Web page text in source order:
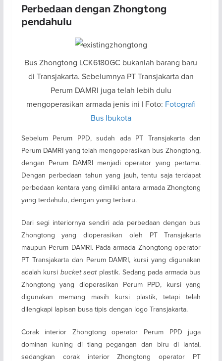
Perbedaan dengan Zhongtong
pendahulu
Bus Zhongtong LCK6180GC bukanlah barang baru
di Transjakarta. Sebelumnya PT Transjakarta dan
Perum DAMRI juga telah lebih dulu
mengoperasikan armada jenis ini | Foto: Fotografi
Bus Ibukota
Sebelum Perum PPD, sudah ada PT Transjakarta dan
Perum DAMRI yang telah mengoperasikan bus Zhongtong,
dengan Perum DAMRI menjadi operator yang pertama.
Dengan perbedaan tahun yang jauh, tentu saja terdapat
perbedaan kentara yang dimiliki antara armada Zhongtong
yang terdahulu, dengan yang terbaru.
Dari segi interiornya sendiri ada perbedaan dengan bus
Zhongtong yang dioperasikan oleh PT Transjakarta
maupun Perum DAMRI. Pada armada Zhongtong operator
PT Transjakarta dan Perum DAMRI, kursi yang digunakan
adalah kursi bucket seat plastik. Sedang pada armada bus
Zhongtong yang dioperasikan Perum PPD, kursi yang
digunakan memang masih kursi plastik, tetapi telah
dilengkapi lapisan busa tipis dengan logo Transjakarta.
Corak interior Zhongtong operator Perum PPD juga
dominan kuning di tiang pegangan dan biru di lantai,
sedangkan corak interior Zhongtong operator PT